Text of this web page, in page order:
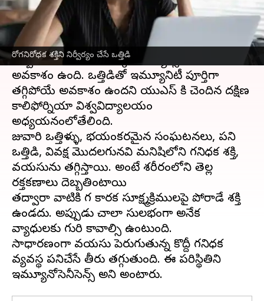
రోగనిరోధక శక్తిని నిర్వీర్యం చేసే ఒత్తిడి
ఈ వార్తాకథనం ఏంటి
రోజుల తరబడి ఒత్తిడిని ఎదుర్కొంటున్న వారి ఆరోగ్యం
దెబ్బతింటుంది. అది ఒక్కోసారి క్యాన్సర్ కి దారి తీసే
అవకాశం ఉంది. ఒత్తిడితో ఇమ్యూనిటీ పూర్తిగా
తగ్గిపోయే అవకాశం ఉందని యుఎస్ కి చెందిన దక్షిణ
కాలిఫోర్నియా విశ్వవిద్యాలయం
అధ్యయనంలోతేలింది.
రోజువారి ఒత్తిళ్ళు, భయంకరమైన సంఘటనలు, పని
ఒత్తిడి, వివక్ష మొదలగునవి మనిషిలోని రోగనిరోధక శక్తి,
వయసును తగ్గిస్తాయి. అంటే శరీరంలోని తెల్ల
రక్తకణాలు దెబ్బతింటాయి
తద్వారా వాటికి రోగ కారక సూక్ష్మక్రిములపై పోరాడే శక్తి
ఉండదు. అప్పుడు చాలా సులభంగా అనేక
వ్యాధులకు గురి కావాల్సి ఉంటుంది.
సాధారణంగా వయసు పెరుగుతున్న కొద్దీ రోగనిరోధక
వ్యవస్థ పనిచేసే తీరు తగ్గుతుంది. ఈ పరిస్థితిని